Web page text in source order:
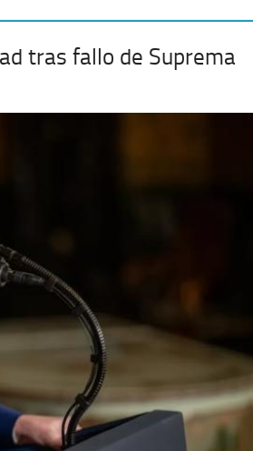
tras fallo de Suprema